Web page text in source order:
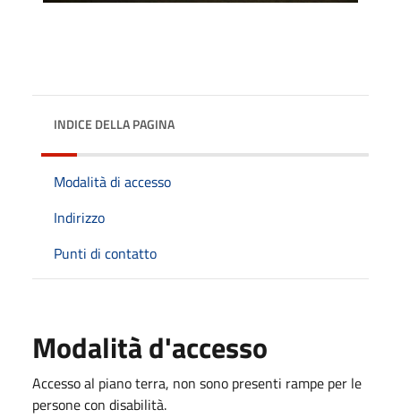
INDICE DELLA PAGINA
Modalità di accesso
Indirizzo
Punti di contatto
Modalità d'accesso
Accesso al piano terra, non sono presenti rampe per le
persone con disabilità.